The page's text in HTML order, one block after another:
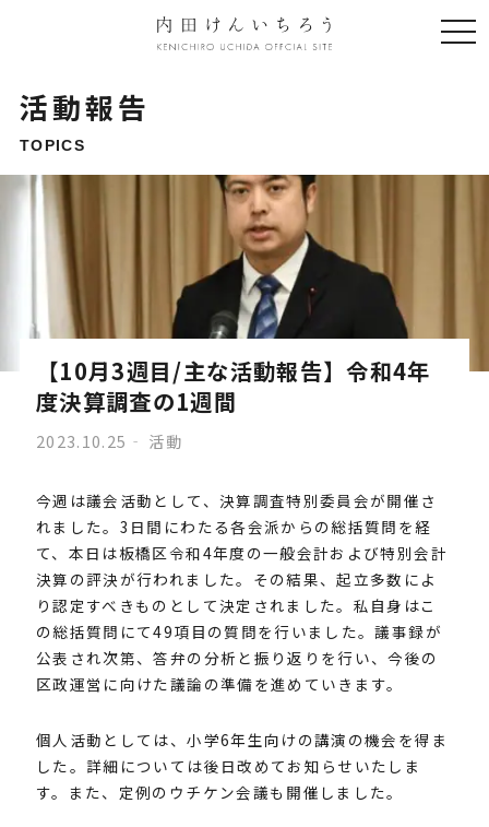
活動報告
TOPICS
【10月3週目/主な活動報告】令和4年
度決算調査の1週間
2023.10.25 活動
今週は議会活動として、決算調査特別委員会が開催さ
れました。3日間にわたる各会派からの総括質問を経
て、本日は板橋区令和4年度の一般会計および特別会計
決算の評決が行われました。その結果、起立多数によ
り認定すべきものとして決定されました。私自身はこ
の総括質問にて49項目の質問を行いました。議事録が
公表され次第、答弁の分析と振り返りを行い、今後の
区政運営に向けた議論の準備を進めていきます。
個人活動としては、小学6年生向けの講演の機会を得ま
した。詳細については後日改めてお知らせいたしま
す。また、定例のウチケン会議も開催しました。